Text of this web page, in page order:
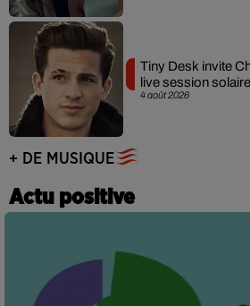
4 août 2026
Tiny Desk invite
live session solaire
+ DE MUSIQUE
Actu positive